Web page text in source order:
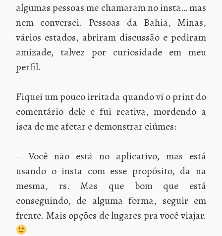
algumas pessoas me chamaram no insta… mas
nem conversei. Pessoas da Bahia, Minas,
vários estados, abriram discussão e pediram
amizade, talvez por curiosidade em meu
perfil.
Fiquei um pouco irritada quando vi o print do
comentário dele e fui reativa, mordendo a
isca de me afetar e demonstrar ciúmes:
– Você não está no aplicativo, mas está
usando o insta com esse propósito, da na
mesma, rs. Mas que bom que está
conseguindo, de alguma forma, seguir em
frente. Mais opções de lugares pra você viajar.